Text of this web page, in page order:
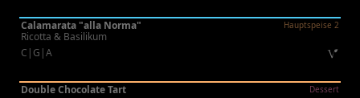
Calamarata "alla Norma" Hauptspeise 2
Ricotta & Basilikum
C|G|A
Double Chocolate Tart Dessert